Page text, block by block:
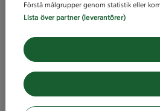
Förstå målgrupper genom statistik eller
Lista över partner (leverantörer)